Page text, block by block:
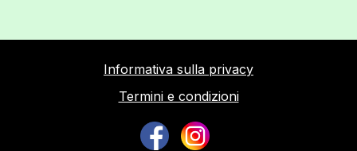
Informativa sulla privacy
Termini e condizioni